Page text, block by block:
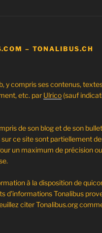
– TONALIBUS.CH
y compris ses contenus,
etc. par Ulrico(sauf
de son blog et de son
ce site sont partiellement
un maximum de précision
à la disposition de
d'informations Tonalibus
citer Tonalibus.org